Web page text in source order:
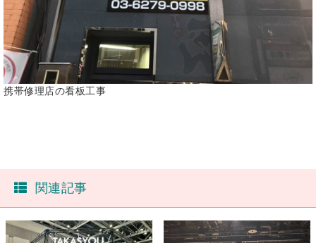
携帯修理店の看板工事
関連記事